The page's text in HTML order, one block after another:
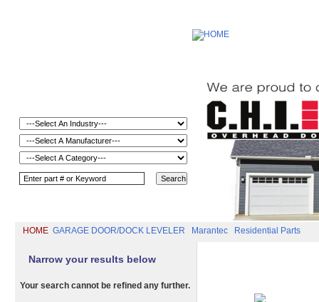
HOME GARAGE DOOR/DOCK LEVELER Marantec Residential Parts
Narrow your results below
Your search cannot be refined any further.